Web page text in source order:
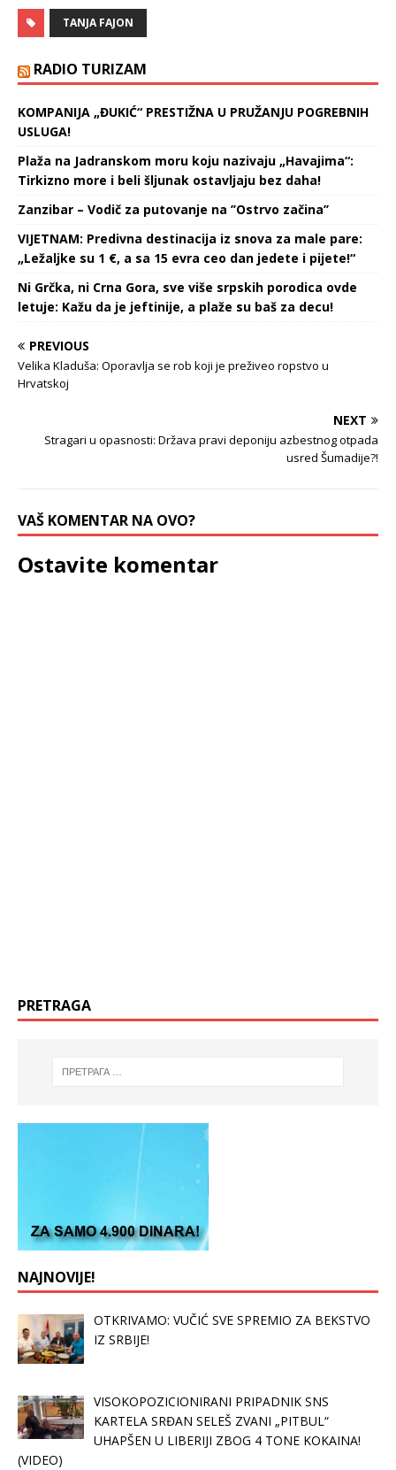
TANJA FAJON
RADIO TURIZAM
KOMPANIJA „ĐUKIĆ“ PRESTIŽNA U PRUŽANJU POGREBNIH
USLUGA!
Plaža na Jadranskom moru koju nazivaju „Havajima“:
Tirkizno more i beli šljunak ostavljaju bez daha!
Zanzibar – Vodič za putovanje na ’’Ostrvo začina’’
VIJETNAM: Predivna destinacija iz snova za male pare:
„Ležaljke su 1 €, a sa 15 evra ceo dan jedete i pijete!“
Ni Grčka, ni Crna Gora, sve više srpskih porodica ovde
letuje: Kažu da je jeftinije, a plaže su baš za decu!
PREVIOUS
Velika Kladuša: Oporavlja se rob koji je preživeo ropstvo u
Hrvatskoj
NEXT
Stragari u opasnosti: Država pravi deponiju azbestnog otpada
usred Šumadije?!
VAŠ KOMENTAR NA OVO?
Ostavite komentar
PRETRAGA
NAJNOVIJE!
OTKRIVAMO: VUČIĆ SVE SPREMIO ZA BEKSTVO
IZ SRBIJE!
VISOKOPOZICIONIRANI PRIPADNIK SNS
KARTELA SRĐAN SELEŠ ZVANI „PITBUL“
UHAPŠEN U LIBERIJI ZBOG 4 TONE KOKAINA!
(VIDEO)